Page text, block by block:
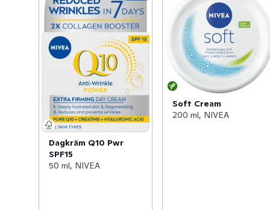
Dagkräm Q10 Pwr
SPF15
50 ml, NIVEA
Soft Cream
200 ml, NIVEA